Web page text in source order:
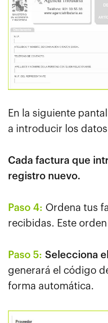
En la siguiente
a introducir los
Cada factura que
registro nuevo.
Paso 4: Ordena tus
recibidas. Este
Paso 5: Selecciona
generará el código
forma automática.